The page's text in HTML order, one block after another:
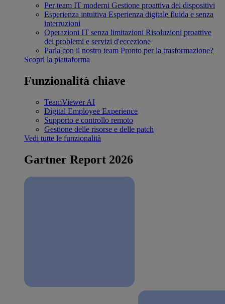
Per team IT moderni Gestione proattiva dei dispositivi
Esperienza intuitiva Esperienza digitale fluida e senza
interruzioni
Operazioni IT senza limitazioni Risoluzioni proattive
dei problemi e servizi d'eccezione
Parla con il nostro team Pronto per la trasformazione?
Scopri la piattaforma
Funzionalità chiave
TeamViewer AI
Digital Employee Experience
Supporto e controllo remoto
Gestione delle risorse e delle patch
Vedi tutte le funzionalità
Gartner Report 2026